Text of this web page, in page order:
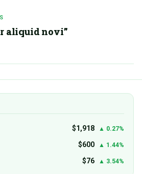
aliquid novi”
$1,918 ▲ 0.27%
$600 ▲ 1.44%
$76 ▲ 3.54%